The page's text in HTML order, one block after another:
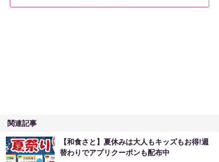
関連記事
【和食さと】夏休みは大人もキッズもお得!週
替わりでアプリクーポンも配布中